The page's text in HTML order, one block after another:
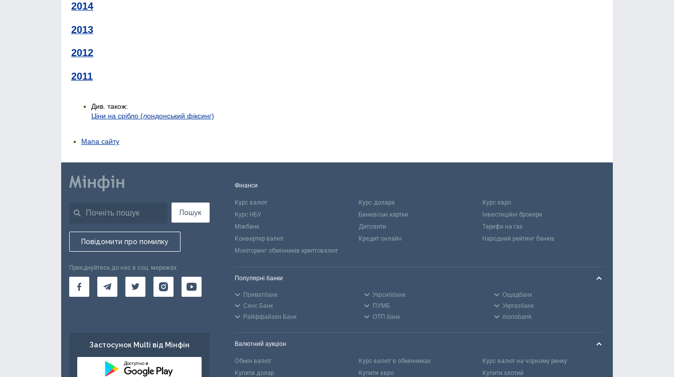
2014
2013
2012
2011
Див. також:
Ціни на срібло (лондонський фіксинг)
Мапа сайту
Пошук
Повідомити про помилку
Приєднуйтесь до нас в соц. мережах:
Застосунок Multi від Мінфін
Доступно в
Фінанси
Курс валют Курс долара
Курс євро
Курс НБУ
Банківські картки
Інвестиційні брокери
Міжбанк
Депозити
Тарифи на газ
Конвертер валют
Кредит онлайн
Народний рейтинг банків
Моніторинг обмінників криптовалют
Популярні банки
Приватбанк Укрсиббанк
Ощадбанк
Сенс Банк
ПУМБ
Укргазбанк
Райффайзен Банк
ОТП банк monobank
Валютний аукціон
Обмін валют Курс валют в обмінниках
Курс валют на чорному ринку
Купити долар
Купити євро Купити злотий